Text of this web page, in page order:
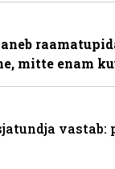
mitte enam